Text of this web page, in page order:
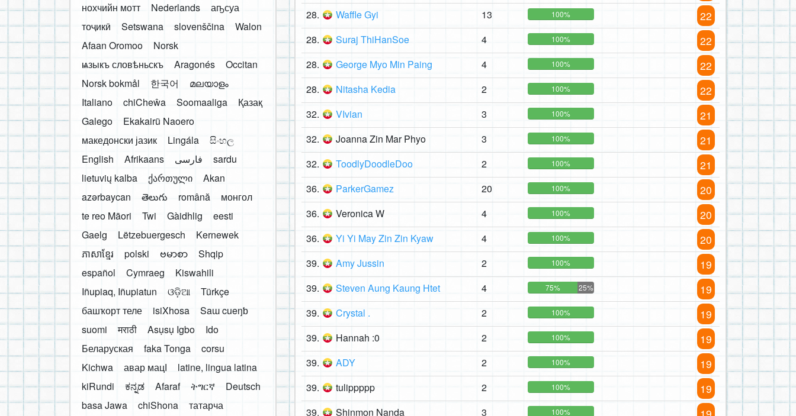
28. Waffle Gyi 13 100% 22
28. Suraj ThiHanSoe 4 100% 22
28. George Myo Min Paing 4 100% 22
28. Nitasha Kedia 2 100% 22
32. VIvian 3 100% 21
32. Joanna Zin Mar Phyo 3 100% 21
32. ToodlyDoodleDoo 2 100% 21
36. ParkerGamez 20 100% 20
36. Veronica W 4 100% 20
36. Yi Yi May Zin Zin Kyaw 4 100% 20
39. Amy Jussin 2 100% 19
39. Steven Aung Kaung Htet 4 75% 25% 19
39. Crystal . 2 100% 19
39. Hannah :0 2 100% 19
39. ADY 2 100% 19
39. tulippppp 2 100% 19
39. Shinmon Nanda 3 100%
нохчийн мотт
Nederlands
аҧсуа
тоҷикӣ
Setswana slovenščina
Walon
Afaan Oromoo
Norsk
ѩзыкъ словѣньскъ
Aragonés
Occitan
Norsk bokmål
한국어
മലയാളം
Italiano
chiCheŵa Soomaaliga
Қазақ
Galego
Ekakairũ Naoero
македонски јазик
Lingála
සිංහල
English
Afrikaans فارسی
sardu
lietuvių kalba
ქართული
Akan
azərbaycan
తెలుగు română
монгол
te reo Māori
Twi Gàidhlig
eesti
Gaelg
Lëtzebuergesch
Kernewek
ភាសាខ្មែរ
polski ဗမာစာ
Shqip
español
Cymraeg
Kiswahili
Iñupiaq, Iñupiatun
ଓଡ଼ିଆ
Türkçe
башҡорт теле
isiXhosa
Saɯ cueŋƅ
suomi
मराठी Asụsụ Igbo
Ido
Беларуская
faka Tonga
corsu
Kichwa
авар мацӀ
latine, lingua latina
kiRundi
ಕನ್ನಡ Afaraf ትግርኛ
Deutsch
basa Jawa
chiShona
татарча